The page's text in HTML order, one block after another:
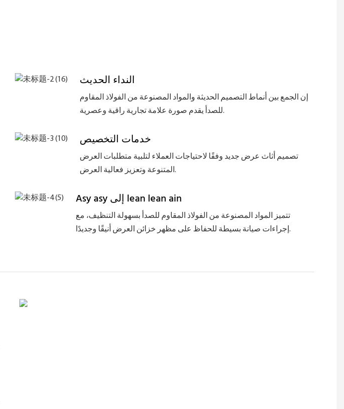
النداء الحديث
إن الجمع بين أنماط التصميم الحديثة والمواد المصنوعة من الفولاذ المقاوم
للصدأ يقدم صورة علامة تجارية راقية وعصرية.
خدمات التخصيص
تصميم أثاث عرض جديد وفقًا لاحتياجات العملاء لتلبية متطلبات العرض
المتنوعة وتعزيز فعالية العرض.
Asy asy إلى lean lean ain
تتميز المواد المصنوعة من الفولاذ المقاوم للصدأ بسهولة التنظيف، مع
إجراءات صيانة بسيطة للحفاظ على مظهر خزائن العرض أنيقًا وجديدًا.